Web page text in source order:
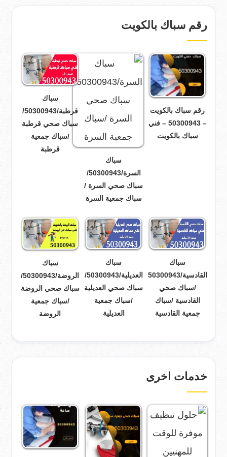
رقم سباك بالكويت
رقم سباك بالكويت
– 50300943 – فني
سباك بالكويت
سباك
السرة/50300943/
سباك صحي السرة /
سباك جمعية السرة
سباك
قرطبة/50300943/
سباك صحي قرطبة
/سباك جمعية
قرطبة
سباك
القادسية/50300943
/سباك صحي
القادسية /سباك
جمعية القادسية
سباك
العديلية/50300943/
سباك صحي العديلية
/سباك جمعية
العديلية
سباك
الروضة/50300943/
سباك صحي الروضة
/سباك جمعية
الروضة
خدمات اخرى